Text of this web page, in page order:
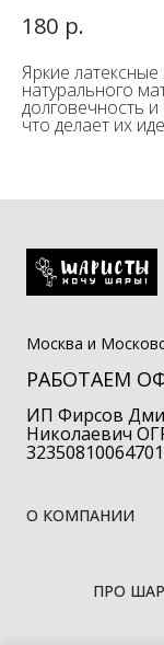
180 р.
Яркие
натурального
долговечность
что делает их
Москва и
РАБОТАЕМ
ИП Фирсов
Николаевич
О КОМПАНИИ
ПРО